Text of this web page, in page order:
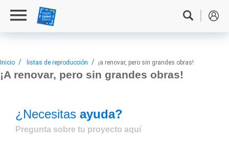
Inicio listas de reproducción ¡a renovar, pero sin grandes obras!
¡A renovar, pero sin grandes obras!
¿Necesitas ayuda?
Pregunta sobre tu proyecto aquí